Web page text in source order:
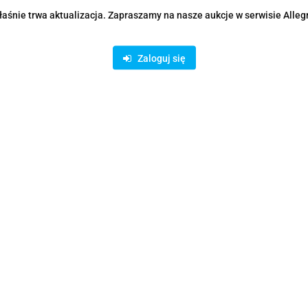
trwa aktualizacja. Zapraszamy na nasze aukcje w serwisie
Zaloguj się